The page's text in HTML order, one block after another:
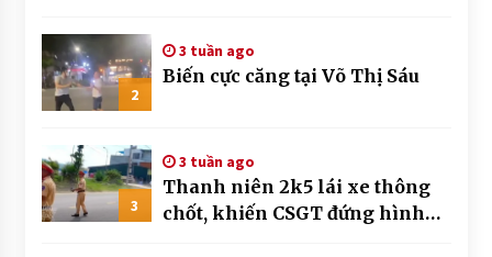
2
3 tuần ago
Biến cực căng tại Võ Thị Sáu
3
3 tuần ago
Thanh niên 2k5 lái xe thông
chốt, khiến CSGT đứng hình